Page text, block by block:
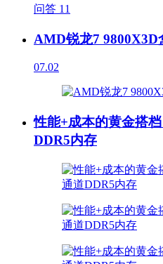
问答 11
AMD锐龙7 9800X3D
07.02
性能+成本的黄金搭
DDR5内存